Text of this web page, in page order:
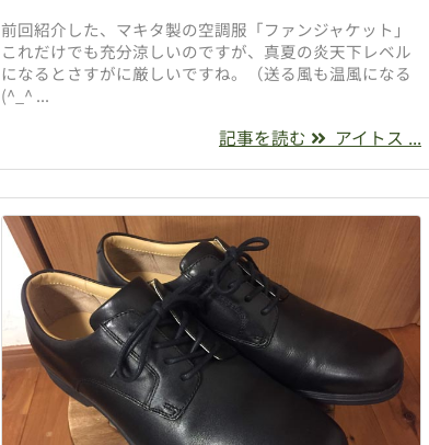
前回紹介した、マキタ製の空調服「ファンジャケット」
これだけでも充分涼しいのですが、真夏の炎天下レベル
になるとさすがに厳しいですね。（送る風も温風になる
(^_^ ...
記事を読む アイトス ...